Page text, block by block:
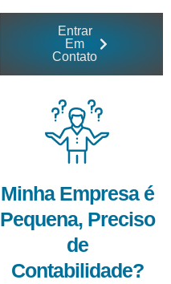
Entrar
Em
Contato
Minha Empresa é
Pequena, Preciso
de
Contabilidade?